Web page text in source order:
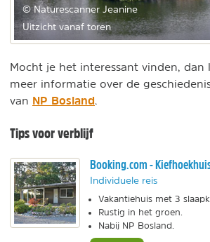
© Naturescanner Jeanine
Uitzicht vanaf toren
Mocht je het interessant vinden, dan
meer informatie over de
van NP Bosland
Tips voor verblijf
Booking.com -
Individuele reis
Vakantiehuis met 3
Rustig in het groen.
Nabij NP Bosland.